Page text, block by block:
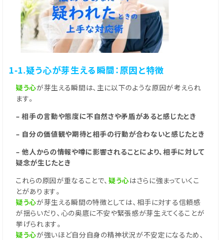
1-1.疑う心が芽生える瞬間：原因と特徴
疑う心が芽生える瞬間は、主に以下のような原因が考えられ
ます。
– 相手の言動や態度に不自然さや矛盾があると感じたとき
– 自分の価値観や期待と相手の行動が合わないと感じたとき
– 他人からの情報や噂に影響されることにより、相手に対して
疑念が生じたとき
これらの原因が重なることで、疑う心はさらに強まっていくこ
とがあります。
疑う心が芽生える瞬間の特徴としては、相手に対する信頼感
が揺らいだり、心の奥底に不安や緊張感が芽生えてくることが
挙げられます。
疑う心が強いほど自分自身の精神状況が不安定になるため、